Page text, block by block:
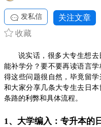
发私信 关注文章
收藏
说实话，很多大专生想
能补学分？要不要再读语言
得这些问题很自然，毕竟留
和大家分享几条大专生去日
条路的利弊和具体流程。
1、大学编入：专升本的